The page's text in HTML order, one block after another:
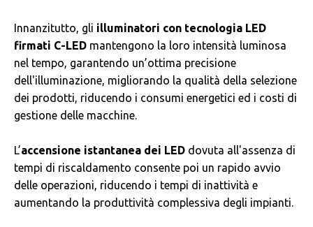
Innanzitutto, gli illuminatori con tecnologia LED
firmati C-LED mantengono la loro intensità luminosa
nel tempo, garantendo un’ottima precisione
dell'illuminazione, migliorando la qualità della selezione
dei prodotti, riducendo i consumi energetici ed i costi di
gestione delle macchine.
L’accensione istantanea dei LED dovuta all'assenza di
tempi di riscaldamento consente poi un rapido avvio
delle operazioni, riducendo i tempi di inattività e
aumentando la produttività complessiva degli impianti.